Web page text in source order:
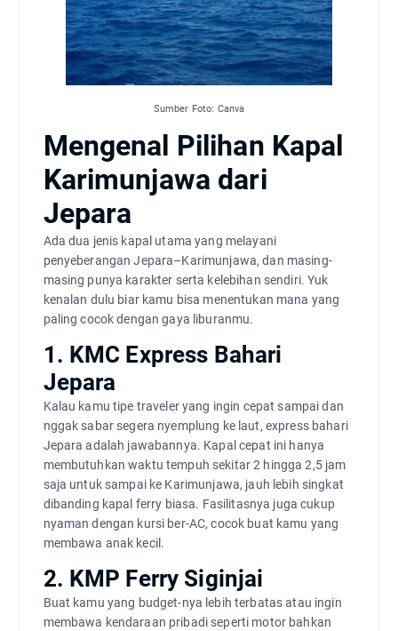
Sumber Foto: Canva
Mengenal Pilihan Kapal
Karimunjawa dari
Jepara
Ada dua jenis kapal utama yang melayani
penyeberangan Jepara–Karimunjawa, dan masing-
masing punya karakter serta kelebihan sendiri. Yuk
kenalan dulu biar kamu bisa menentukan mana yang
paling cocok dengan gaya liburanmu.
1. KMC Express Bahari
Jepara
Kalau kamu tipe traveler yang ingin cepat sampai dan
nggak sabar segera nyemplung ke laut, express bahari
Jepara adalah jawabannya. Kapal cepat ini hanya
membutuhkan waktu tempuh sekitar 2 hingga 2,5 jam
saja untuk sampai ke Karimunjawa, jauh lebih singkat
dibanding kapal ferry biasa. Fasilitasnya juga cukup
nyaman dengan kursi ber-AC, cocok buat kamu yang
membawa anak kecil.
2. KMP Ferry Siginjai
Buat kamu yang budget-nya lebih terbatas atau ingin
membawa kendaraan pribadi seperti motor bahkan